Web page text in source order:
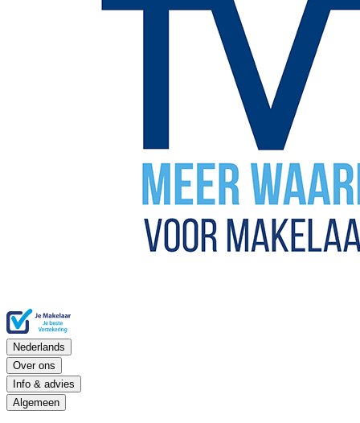
Nederlands
Over ons
Info & advies
Algemeen